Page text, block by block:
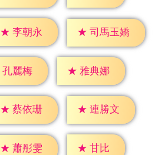
★ 李朝永 ★ 司馬玉嬌
孔麗梅 ★ 雅典娜
★ 蔡依珊 ★ 連勝文
★ 蕭彤雯 ★ 甘比